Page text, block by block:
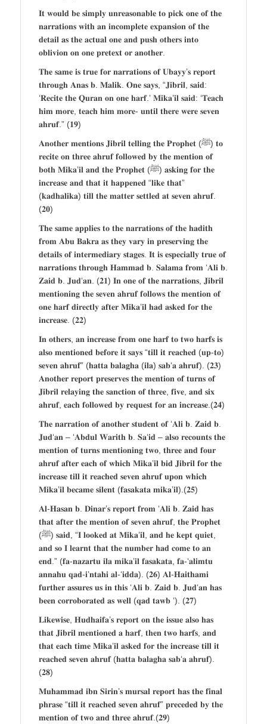
𝐈𝐭 𝐰𝐨𝐮𝐥𝐝 𝐛𝐞 𝐬𝐢𝐦𝐩𝐥𝐲 𝐮𝐧𝐫𝐞𝐚𝐬𝐨𝐧𝐚𝐛𝐥𝐞 𝐭𝐨 𝐩𝐢𝐜𝐤 𝐨𝐧𝐞 𝐨𝐟 𝐭𝐡𝐞
𝐧𝐚𝐫𝐫𝐚𝐭𝐢𝐨𝐧𝐬 𝐰𝐢𝐭𝐡 𝐚𝐧 𝐢𝐧𝐜𝐨𝐦𝐩𝐥𝐞𝐭𝐞 𝐞𝐱𝐩𝐚𝐧𝐬𝐢𝐨𝐧 𝐨𝐟 𝐭𝐡𝐞
𝐝𝐞𝐭𝐚𝐢𝐥 𝐚𝐬 𝐭𝐡𝐞 𝐚𝐜𝐭𝐮𝐚𝐥 𝐨𝐧𝐞 𝐚𝐧𝐝 𝐩𝐮𝐬𝐡 𝐨𝐭𝐡𝐞𝐫𝐬 𝐢𝐧𝐭𝐨
𝐨𝐛𝐥𝐢𝐯𝐢𝐨𝐧 𝐨𝐧 𝐨𝐧𝐞 𝐩𝐫𝐞𝐭𝐞𝐱𝐭 𝐨𝐫 𝐚𝐧𝐨𝐭𝐡𝐞𝐫.
𝐓𝐡𝐞 𝐬𝐚𝐦𝐞 𝐢𝐬 𝐭𝐫𝐮𝐞 𝐟𝐨𝐫 𝐧𝐚𝐫𝐫𝐚𝐭𝐢𝐨𝐧𝐬 𝐨𝐟 𝐔𝐛𝐚𝐲𝐲’𝐬 𝐫𝐞𝐩𝐨𝐫𝐭
𝐭𝐡𝐫𝐨𝐮𝐠𝐡 𝐀𝐧𝐚𝐬 𝐛. 𝐌𝐚𝐥𝐢𝐤. 𝐎𝐧𝐞 𝐬𝐚𝐲𝐬, “𝐉𝐢𝐛𝐫𝐢𝐥, 𝐬𝐚𝐢𝐝:
‘𝐑𝐞𝐜𝐢𝐭𝐞 𝐭𝐡𝐞 𝐐𝐮𝐫𝐚𝐧 𝐨𝐧 𝐨𝐧𝐞 𝐡𝐚𝐫𝐟.’ 𝐌𝐢𝐤𝐚’𝐢𝐥 𝐬𝐚𝐢𝐝: ‘𝐓𝐞𝐚𝐜𝐡
𝐡𝐢𝐦 𝐦𝐨𝐫𝐞, 𝐭𝐞𝐚𝐜𝐡 𝐡𝐢𝐦 𝐦𝐨𝐫𝐞- 𝐮𝐧𝐭𝐢𝐥 𝐭𝐡𝐞𝐫𝐞 𝐰𝐞𝐫𝐞 𝐬𝐞𝐯𝐞𝐧
𝐚𝐡𝐫𝐮𝐟.” (𝟏𝟗)
𝐀𝐧𝐨𝐭𝐡𝐞𝐫 𝐦𝐞𝐧𝐭𝐢𝐨𝐧𝐬 𝐉𝐢𝐛𝐫𝐢𝐥 𝐭𝐞𝐥𝐥𝐢𝐧𝐠 𝐭𝐡𝐞 𝐏𝐫𝐨𝐩𝐡𝐞𝐭 (ﷺ) 𝐭𝐨
𝐫𝐞𝐜𝐢𝐭𝐞 𝐨𝐧 𝐭𝐡𝐫𝐞𝐞 𝐚𝐡𝐫𝐮𝐟 𝐟𝐨𝐥𝐥𝐨𝐰𝐞𝐝 𝐛𝐲 𝐭𝐡𝐞 𝐦𝐞𝐧𝐭𝐢𝐨𝐧 𝐨𝐟
𝐛𝐨𝐭𝐡 𝐌𝐢𝐤𝐚’𝐢𝐥 𝐚𝐧𝐝 𝐭𝐡𝐞 𝐏𝐫𝐨𝐩𝐡𝐞𝐭 (ﷺ) 𝐚𝐬𝐤𝐢𝐧𝐠 𝐟𝐨𝐫 𝐭𝐡𝐞
𝐢𝐧𝐜𝐫𝐞𝐚𝐬𝐞 𝐚𝐧𝐝 𝐭𝐡𝐚𝐭 𝐢𝐭 𝐡𝐚𝐩𝐩𝐞𝐧𝐞𝐝 “𝐥𝐢𝐤𝐞 𝐭𝐡𝐚𝐭”
(𝐤𝐚𝐝𝐡𝐚𝐥𝐢𝐤𝐚) 𝐭𝐢𝐥𝐥 𝐭𝐡𝐞 𝐦𝐚𝐭𝐭𝐞𝐫 𝐬𝐞𝐭𝐭𝐥𝐞𝐝 𝐚𝐭 𝐬𝐞𝐯𝐞𝐧 𝐚𝐡𝐫𝐮𝐟.
(𝟐𝟎)
𝐓𝐡𝐞 𝐬𝐚𝐦𝐞 𝐚𝐩𝐩𝐥𝐢𝐞𝐬 𝐭𝐨 𝐭𝐡𝐞 𝐧𝐚𝐫𝐫𝐚𝐭𝐢𝐨𝐧𝐬 𝐨𝐟 𝐭𝐡𝐞 𝐡𝐚𝐝𝐢𝐭𝐡
𝐟𝐫𝐨𝐦 𝐀𝐛𝐮 𝐁𝐚𝐤𝐫𝐚 𝐚𝐬 𝐭𝐡𝐞𝐲 𝐯𝐚𝐫𝐲 𝐢𝐧 𝐩𝐫𝐞𝐬𝐞𝐫𝐯𝐢𝐧𝐠 𝐭𝐡𝐞
𝐝𝐞𝐭𝐚𝐢𝐥𝐬 𝐨𝐟 𝐢𝐧𝐭𝐞𝐫𝐦𝐞𝐝𝐢𝐚𝐫𝐲 𝐬𝐭𝐚𝐠𝐞𝐬. 𝐈𝐭 𝐢𝐬 𝐞𝐬𝐩𝐞𝐜𝐢𝐚𝐥𝐥𝐲 𝐭𝐫𝐮𝐞 𝐨𝐟
𝐧𝐚𝐫𝐫𝐚𝐭𝐢𝐨𝐧𝐬 𝐭𝐡𝐫𝐨𝐮𝐠𝐡 𝐇𝐚𝐦𝐦𝐚𝐝 𝐛. 𝐒𝐚𝐥𝐚𝐦𝐚 𝐟𝐫𝐨𝐦 ‘𝐀𝐥𝐢 𝐛.
𝐙𝐚𝐢𝐝 𝐛. 𝐉𝐮𝐝‘𝐚𝐧. (𝟐𝟏) 𝐈𝐧 𝐨𝐧𝐞 𝐨𝐟 𝐭𝐡𝐞 𝐧𝐚𝐫𝐫𝐚𝐭𝐢𝐨𝐧𝐬, 𝐉𝐢𝐛𝐫𝐢𝐥
𝐦𝐞𝐧𝐭𝐢𝐨𝐧𝐢𝐧𝐠 𝐭𝐡𝐞 𝐬𝐞𝐯𝐞𝐧 𝐚𝐡𝐫𝐮𝐟 𝐟𝐨𝐥𝐥𝐨𝐰𝐬 𝐭𝐡𝐞 𝐦𝐞𝐧𝐭𝐢𝐨𝐧 𝐨𝐟
𝐨𝐧𝐞 𝐡𝐚𝐫𝐟 𝐝𝐢𝐫𝐞𝐜𝐭𝐥𝐲 𝐚𝐟𝐭𝐞𝐫 𝐌𝐢𝐤𝐚’𝐢𝐥 𝐡𝐚𝐝 𝐚𝐬𝐤𝐞𝐝 𝐟𝐨𝐫 𝐭𝐡𝐞
𝐢𝐧𝐜𝐫𝐞𝐚𝐬𝐞. (𝟐𝟐)
𝐈𝐧 𝐨𝐭𝐡𝐞𝐫𝐬, 𝐚𝐧 𝐢𝐧𝐜𝐫𝐞𝐚𝐬𝐞 𝐟𝐫𝐨𝐦 𝐨𝐧𝐞 𝐡𝐚𝐫𝐟 𝐭𝐨 𝐭𝐰𝐨 𝐡𝐚𝐫𝐟𝐬 𝐢𝐬
𝐚𝐥𝐬𝐨 𝐦𝐞𝐧𝐭𝐢𝐨𝐧𝐞𝐝 𝐛𝐞𝐟𝐨𝐫𝐞 𝐢𝐭 𝐬𝐚𝐲𝐬 “𝐭𝐢𝐥𝐥 𝐢𝐭 𝐫𝐞𝐚𝐜𝐡𝐞𝐝 (𝐮𝐩-𝐭𝐨)
𝐬𝐞𝐯𝐞𝐧 𝐚𝐡𝐫𝐮𝐟” (𝐡𝐚𝐭𝐭𝐚 𝐛𝐚𝐥𝐚𝐠𝐡𝐚 (𝐢𝐥𝐚) 𝐬𝐚𝐛‘𝐚 𝐚𝐡𝐫𝐮𝐟). (𝟐𝟑)
𝐀𝐧𝐨𝐭𝐡𝐞𝐫 𝐫𝐞𝐩𝐨𝐫𝐭 𝐩𝐫𝐞𝐬𝐞𝐫𝐯𝐞𝐬 𝐭𝐡𝐞 𝐦𝐞𝐧𝐭𝐢𝐨𝐧 𝐨𝐟 𝐭𝐮𝐫𝐧𝐬 𝐨𝐟
𝐉𝐢𝐛𝐫𝐢𝐥 𝐫𝐞𝐥𝐚𝐲𝐢𝐧𝐠 𝐭𝐡𝐞 𝐬𝐚𝐧𝐜𝐭𝐢𝐨𝐧 𝐨𝐟 𝐭𝐡𝐫𝐞𝐞, 𝐟𝐢𝐯𝐞, 𝐚𝐧𝐝 𝐬𝐢𝐱
𝐚𝐡𝐫𝐮𝐟, 𝐞𝐚𝐜𝐡 𝐟𝐨𝐥𝐥𝐨𝐰𝐞𝐝 𝐛𝐲 𝐫𝐞𝐪𝐮𝐞𝐬𝐭 𝐟𝐨𝐫 𝐚𝐧 𝐢𝐧𝐜𝐫𝐞𝐚𝐬𝐞.(𝟐𝟒)
𝐓𝐡𝐞 𝐧𝐚𝐫𝐫𝐚𝐭𝐢𝐨𝐧 𝐨𝐟 𝐚𝐧𝐨𝐭𝐡𝐞𝐫 𝐬𝐭𝐮𝐝𝐞𝐧𝐭 𝐨𝐟 ‘𝐀𝐥𝐢 𝐛. 𝐙𝐚𝐢𝐝 𝐛.
𝐉𝐮𝐝‘𝐚𝐧 – ‘𝐀𝐛𝐝𝐮𝐥 𝐖𝐚𝐫𝐢𝐭𝐡 𝐛. 𝐒𝐚‘𝐢𝐝 – 𝐚𝐥𝐬𝐨 𝐫𝐞𝐜𝐨𝐮𝐧𝐭𝐬 𝐭𝐡𝐞
𝐦𝐞𝐧𝐭𝐢𝐨𝐧 𝐨𝐟 𝐭𝐮𝐫𝐧𝐬 𝐦𝐞𝐧𝐭𝐢𝐨𝐧𝐢𝐧𝐠 𝐭𝐰𝐨, 𝐭𝐡𝐫𝐞𝐞 𝐚𝐧𝐝 𝐟𝐨𝐮𝐫
𝐚𝐡𝐫𝐮𝐟 𝐚𝐟𝐭𝐞𝐫 𝐞𝐚𝐜𝐡 𝐨𝐟 𝐰𝐡𝐢𝐜𝐡 𝐌𝐢𝐤𝐚’𝐢𝐥 𝐛𝐢𝐝 𝐉𝐢𝐛𝐫𝐢𝐥 𝐟𝐨𝐫 𝐭𝐡𝐞
𝐢𝐧𝐜𝐫𝐞𝐚𝐬𝐞 𝐭𝐢𝐥𝐥 𝐢𝐭 𝐫𝐞𝐚𝐜𝐡𝐞𝐝 𝐬𝐞𝐯𝐞𝐧 𝐚𝐡𝐫𝐮𝐟 𝐮𝐩𝐨𝐧 𝐰𝐡𝐢𝐜𝐡
𝐌𝐢𝐤𝐚’𝐢𝐥 𝐛𝐞𝐜𝐚𝐦𝐞 𝐬𝐢𝐥𝐞𝐧𝐭 (𝐟𝐚𝐬𝐚𝐤𝐚𝐭𝐚 𝐦𝐢𝐤𝐚’𝐢𝐥).(𝟐𝟓)
𝐀𝐥-𝐇𝐚𝐬𝐚𝐧 𝐛. 𝐃𝐢𝐧𝐚𝐫’𝐬 𝐫𝐞𝐩𝐨𝐫𝐭 𝐟𝐫𝐨𝐦 ‘𝐀𝐥𝐢 𝐛. 𝐙𝐚𝐢𝐝 𝐡𝐚𝐬
𝐭𝐡𝐚𝐭 𝐚𝐟𝐭𝐞𝐫 𝐭𝐡𝐞 𝐦𝐞𝐧𝐭𝐢𝐨𝐧 𝐨𝐟 𝐬𝐞𝐯𝐞𝐧 𝐚𝐡𝐫𝐮𝐟, 𝐭𝐡𝐞 𝐏𝐫𝐨𝐩𝐡𝐞𝐭
(ﷺ) 𝐬𝐚𝐢𝐝, “𝐈 𝐥𝐨𝐨𝐤𝐞𝐝 𝐚𝐭 𝐌𝐢𝐤𝐚’𝐢𝐥, 𝐚𝐧𝐝 𝐡𝐞 𝐤𝐞𝐩𝐭 𝐪𝐮𝐢𝐞𝐭,
𝐚𝐧𝐝 𝐬𝐨 𝐈 𝐥𝐞𝐚𝐫𝐧𝐭 𝐭𝐡𝐚𝐭 𝐭𝐡𝐞 𝐧𝐮𝐦𝐛𝐞𝐫 𝐡𝐚𝐝 𝐜𝐨𝐦𝐞 𝐭𝐨 𝐚𝐧
𝐞𝐧𝐝.” (𝐟𝐚-𝐧𝐚𝐳𝐚𝐫𝐭𝐮 𝐢𝐥𝐚 𝐦𝐢𝐤𝐚’𝐢𝐥 𝐟𝐚𝐬𝐚𝐤𝐚𝐭𝐚, 𝐟𝐚-‘𝐚𝐥𝐢𝐦𝐭𝐮
𝐚𝐧𝐧𝐚𝐡𝐮 𝐪𝐚𝐝-𝐢’𝐧𝐭𝐚𝐡𝐢 𝐚𝐥-‘𝐢𝐝𝐝𝐚). (𝟐𝟔) 𝐀𝐥-𝐇𝐚𝐢𝐭𝐡𝐚𝐦𝐢
𝐟𝐮𝐫𝐭𝐡𝐞𝐫 𝐚𝐬𝐬𝐮𝐫𝐞𝐬 𝐮𝐬 𝐢𝐧 𝐭𝐡𝐢𝐬 ‘𝐀𝐥𝐢 𝐛. 𝐙𝐚𝐢𝐝 𝐛. 𝐉𝐮𝐝‘𝐚𝐧 𝐡𝐚𝐬
𝐛𝐞𝐞𝐧 𝐜𝐨𝐫𝐫𝐨𝐛𝐨𝐫𝐚𝐭𝐞𝐝 𝐚𝐬 𝐰𝐞𝐥𝐥 (𝐪𝐚𝐝 𝐭𝐚𝐰𝐛 ‘). (𝟐𝟕)
𝐋𝐢𝐤𝐞𝐰𝐢𝐬𝐞, 𝐇𝐮𝐝𝐡𝐚𝐢𝐟𝐚’𝐬 𝐫𝐞𝐩𝐨𝐫𝐭 𝐨𝐧 𝐭𝐡𝐞 𝐢𝐬𝐬𝐮𝐞 𝐚𝐥𝐬𝐨 𝐡𝐚𝐬
𝐭𝐡𝐚𝐭 𝐉𝐢𝐛𝐫𝐢𝐥 𝐦𝐞𝐧𝐭𝐢𝐨𝐧𝐞𝐝 𝐚 𝐡𝐚𝐫𝐟, 𝐭𝐡𝐞𝐧 𝐭𝐰𝐨 𝐡𝐚𝐫𝐟𝐬, 𝐚𝐧𝐝
𝐭𝐡𝐚𝐭 𝐞𝐚𝐜𝐡 𝐭𝐢𝐦𝐞 𝐌𝐢𝐤𝐚’𝐢𝐥 𝐚𝐬𝐤𝐞𝐝 𝐟𝐨𝐫 𝐭𝐡𝐞 𝐢𝐧𝐜𝐫𝐞𝐚𝐬𝐞 𝐭𝐢𝐥𝐥 𝐢𝐭
𝐫𝐞𝐚𝐜𝐡𝐞𝐝 𝐬𝐞𝐯𝐞𝐧 𝐚𝐡𝐫𝐮𝐟 (𝐡𝐚𝐭𝐭𝐚 𝐛𝐚𝐥𝐚𝐠𝐡𝐚 𝐬𝐚𝐛‘𝐚 𝐚𝐡𝐫𝐮𝐟).
(𝟐𝟖)
𝐌𝐮𝐡𝐚𝐦𝐦𝐚𝐝 𝐢𝐛𝐧 𝐒𝐢𝐫𝐢𝐧’𝐬 𝐦𝐮𝐫𝐬𝐚𝐥 𝐫𝐞𝐩𝐨𝐫𝐭 𝐡𝐚𝐬 𝐭𝐡𝐞 𝐟𝐢𝐧𝐚𝐥
𝐩𝐡𝐫𝐚𝐬𝐞 “𝐭𝐢𝐥𝐥 𝐢𝐭 𝐫𝐞𝐚𝐜𝐡𝐞𝐝 𝐬𝐞𝐯𝐞𝐧 𝐚𝐡𝐫𝐮𝐟” 𝐩𝐫𝐞𝐜𝐞𝐝𝐞𝐝 𝐛𝐲 𝐭𝐡𝐞
𝐦𝐞𝐧𝐭𝐢𝐨𝐧 𝐨𝐟 𝐭𝐰𝐨 𝐚𝐧𝐝 𝐭𝐡𝐫𝐞𝐞 𝐚𝐡𝐫𝐮𝐟.(𝟐𝟗)